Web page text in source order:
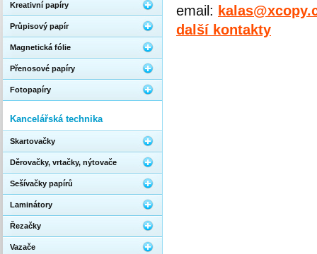
email:
další kontakty
Kreativní papíry
Průpisový papír
Magnetická fólie
Přenosové papíry
Fotopapíry
Kancelářská technika
Skartovačky
Děrovačky, vrtačky, nýtovače
Sešívačky papírů
Laminátory
Řezačky
Vazače